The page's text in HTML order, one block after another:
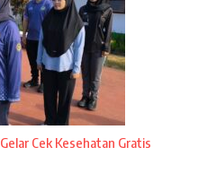
Cek Kesehatan Gratis